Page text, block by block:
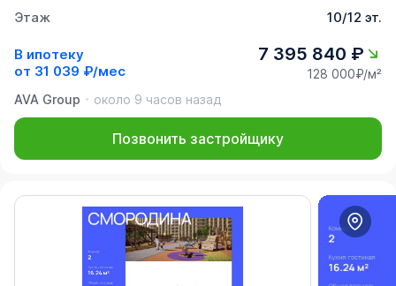
Этаж
10/12 эт.
В ипотеку
от 31 039 ₽/мес
7 395 840 ₽
128 000₽/м²
AVA Group
около 9 часов назад
Позвонить застройщику